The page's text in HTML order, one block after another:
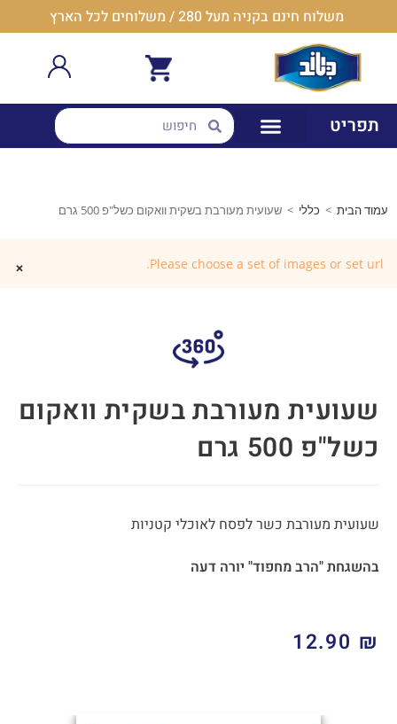
משלוח חינם בקניה מעל 280 / משלוחים לכל הארץ
תפריט
עמוד הבית > כללי > שעועית מעורבת בשקית וואקום כשל"פ 500 גרם
Please choose a set of images or set url.
שעועית מעורבת בשקית וואקום
כשל"פ 500 גרם
שעועית מעורבת כשר לפסח לאוכלי קטניות
בהשגחת "הרב מחפוד" יורה דעה
12.90 ₪